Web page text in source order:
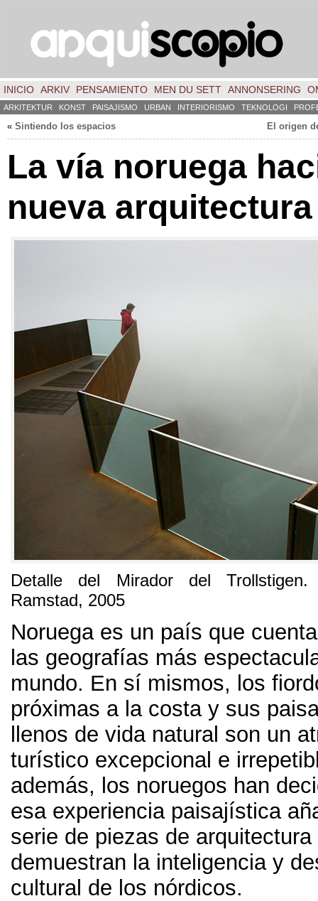
INICIO ARKIV PENSAMIENTO MEN DU SETT ANNONSERING
ARKITEKTUR KONST PAISAJISMO URBAN INTERIORISMO TEKNOLOGI
« Sintiendo los espacios El origen
La vía noruega
nueva arquitectura
Detalle del Mirador del Trollstigen
Ramstad, 2005
Noruega es un país que
las geografías más
mundo. En sí mismos, los
próximas a la costa y sus
llenos de vida natural son un
turístico excepcional e
además, los noruegos han
esa experiencia paisajística
serie de piezas de arquitectura
demuestran la inteligencia y
cultural de los nórdicos.